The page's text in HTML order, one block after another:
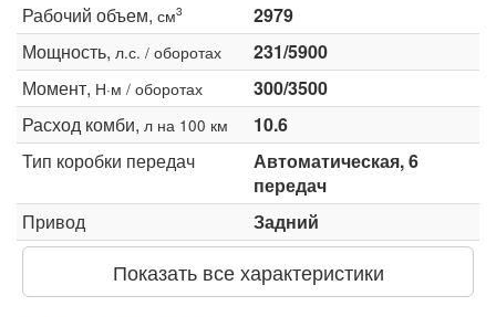
Рабочий объем, см3
2979
Мощность, л.с. / оборотах
231/5900
Момент, Н·м / оборотах
300/3500
Расход комби, л на 100 км
10.6
Тип коробки передач
Автоматическая, 6
передач
Привод
Задний
Показать все характеристики